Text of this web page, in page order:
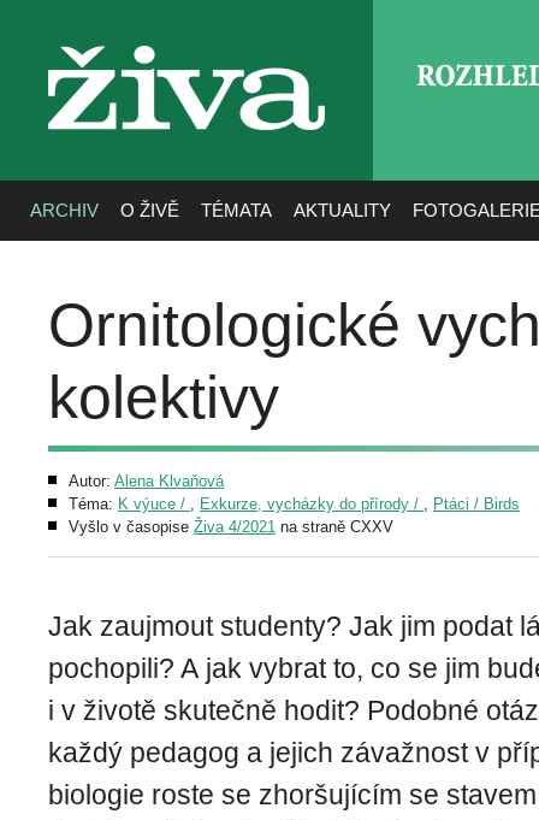
živa
ARCHIV O ŽIVĚ TÉMATA AKTUALITY
Ornitologické
kolektivy
Autor: Alena Klvaňová
Téma: K výuce / , Exkurze, vycházky do přírody / , Ptáci / Birds
Vyšlo v časopise Živa 4/2021 na straně CXXV
Jak zaujmout studenty? Jak jim podat
pochopili? A jak vybrat to, co se jim
i v životě skutečně hodit? Podobné
každý pedagog a jejich závažnost v
biologie roste se zhoršujícím se